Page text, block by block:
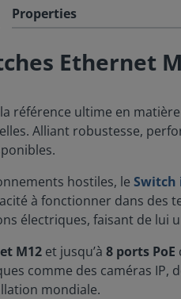
Properties
Ethernet
référence ultime en
Alliant robustesse,
hostiles, le Switch
à fonctionner dans des
électriques, faisant de
M12 et jusqu’à 8 ports PoE
comme des caméras IP,
mondiale.